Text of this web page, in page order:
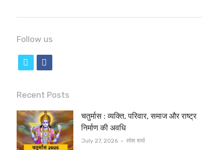
Follow us
i
t
t
e
c
e
b
o
Recent Posts
चतुर्मास : व्यक्ति, परिवार, समाज और राष्ट्र
निर्माण की अवधि
July 27, 2026 Author
रमेश शर्मा